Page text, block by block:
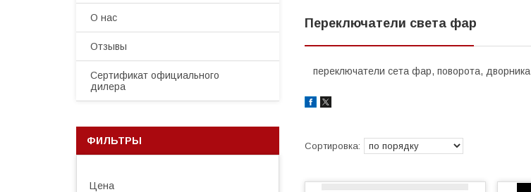
Переключатели света фар
переключатели сета фар, поворота, дворника
О нас
Отзывы
Сертификат официального
дилера
ФИЛЬТРЫ
Цена